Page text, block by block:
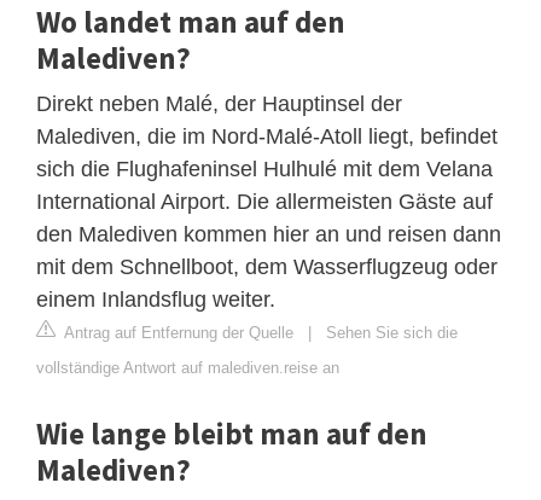
Wo landet man auf den
Malediven?
Direkt neben Malé, der Hauptinsel der
Malediven, die im Nord-Malé-Atoll liegt, befindet
sich die Flughafeninsel Hulhulé mit dem Velana
International Airport. Die allermeisten Gäste auf
den Malediven kommen hier an und reisen dann
mit dem Schnellboot, dem Wasserflugzeug oder
einem Inlandsflug weiter.
Antrag auf Entfernung der Quelle | Sehen Sie sich die
vollständige Antwort auf malediven.reise an
Wie lange bleibt man auf den
Malediven?